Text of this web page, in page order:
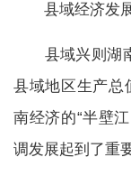
县域经济发展
县域兴则湖南
县域地区生产总
南经济的“半壁
调发展起到了重